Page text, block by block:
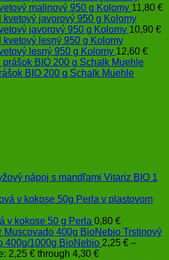
malinový 950 g Kolomy 11,80 €
javorový 950 g Kolomy 10,90 €
lesný 950 g Kolomy 12,60 €
BIO 200 g Schalk Muehle
nápoj s mandľami Vitariz BIO 1
v kokose 50 g Perla 0,80 €
Trstinový
400g/1000g BioNebio 2,25 € –
2,25 € through 4,30 €